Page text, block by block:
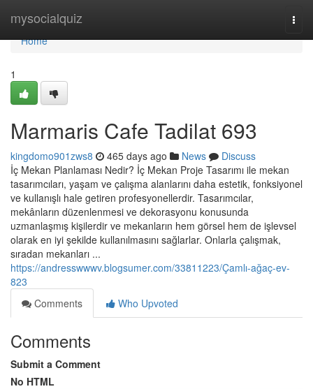
mysocialquiz
Home
Home
1
Marmaris Cafe Tadilat 693
kingdomo901zws8 465 days ago News
Discuss
İç Mekan Planlaması Nedir? İç Mekan Proje Tasarımı ile mekan
tasarımcıları, yaşam ve çalışma alanlarını daha estetik, fonksiyonel
ve kullanışlı hale getiren profesyonellerdir. Tasarımcılar,
mekânların düzenlenmesi ve dekorasyonu konusunda
uzmanlaşmış kişilerdir ve mekanların hem görsel hem de işlevsel
olarak en iyi şekilde kullanılmasını sağlarlar. Onlarla çalışmak,
sıradan mekanları ...
https://andresswwwv.blogsumer.com/33811223/Çamlı-ağaç-ev-
823
Comments
Who Upvoted
Comments
Submit a Comment
No HTML